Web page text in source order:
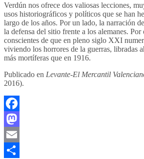
Verdún nos ofrece dos valiosas lecciones,
usos historiográficos y políticos que se han
largo de los años. Por un lado, la narración
la defensa del sitio frente a los alemanes. Por
conscientes de que en pleno siglo XXI
viviendo los horrores de la guerras, libradas
más mortíferas que en 1916.
Publicado en Levante-El Mercantil
2016).
Facebook
Mastodon
Email